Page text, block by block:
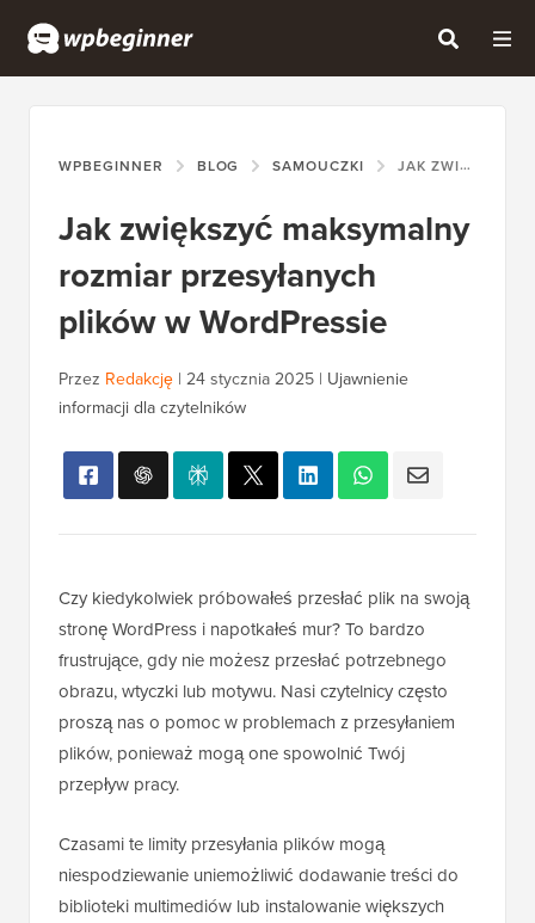
WPBEGINNER BLOG SAMOUCZKI JAK ZWIĘKSZYĆ MAKSYMALNY ROZMIAR PRZESYŁANYCH PLIKÓW W WORDPRESSIE
Jak zwiększyć maksymalny
rozmiar przesyłanych
plików w WordPressie
Przez Redakcję | 24 stycznia 2025 | Ujawnienie
informacji dla czytelników
Czy kiedykolwiek próbowałeś przesłać plik na swoją
stronę WordPress i napotkałeś mur? To bardzo
frustrujące, gdy nie możesz przesłać potrzebnego
obrazu, wtyczki lub motywu. Nasi czytelnicy często
proszą nas o pomoc w problemach z przesyłaniem
plików, ponieważ mogą one spowolnić Twój
przepływ pracy.
Czasami te limity przesyłania plików mogą
niespodziewanie uniemożliwić dodawanie treści do
biblioteki multimediów lub instalowanie większych